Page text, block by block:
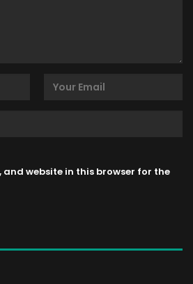
and website in this browser for the